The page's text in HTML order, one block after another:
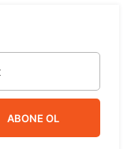
ABONE OL